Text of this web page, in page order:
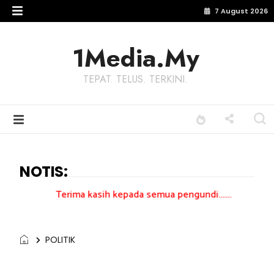
7 August 2026
1Media.My
TEPAT. TELUS. TERKINI.
NOTIS:
kasih kepada semua pengundi.......
POLITIK